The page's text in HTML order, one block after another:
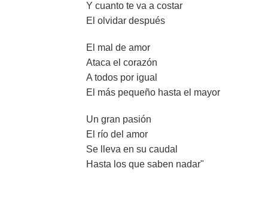
Y cuanto te va a costar
El olvidar después
El mal de amor
Ataca el corazón
A todos por igual
El más pequeño hasta el mayor
Un gran pasión
El río del amor
Se lleva en su caudal
Hasta los que saben nadar"